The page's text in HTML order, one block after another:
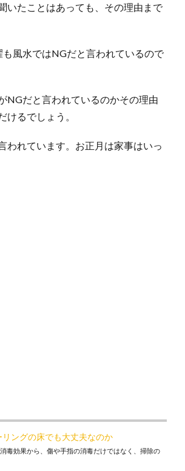
いたことはあっても、その理由まで
風水ではNGだと言われているので
NGだと言われているのかその理由
るでしょう。
われています。お正月は家事はいっ
ングの床でも大丈夫なのか
毒効果から、傷や手指の消毒だけではなく、掃除の